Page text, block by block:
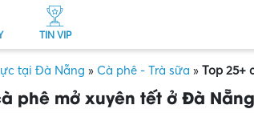
TIN VIP
tại Đà Nẵng » Cà phê - Trà sữa » Top 25+
phê mở xuyên tết ở Đà